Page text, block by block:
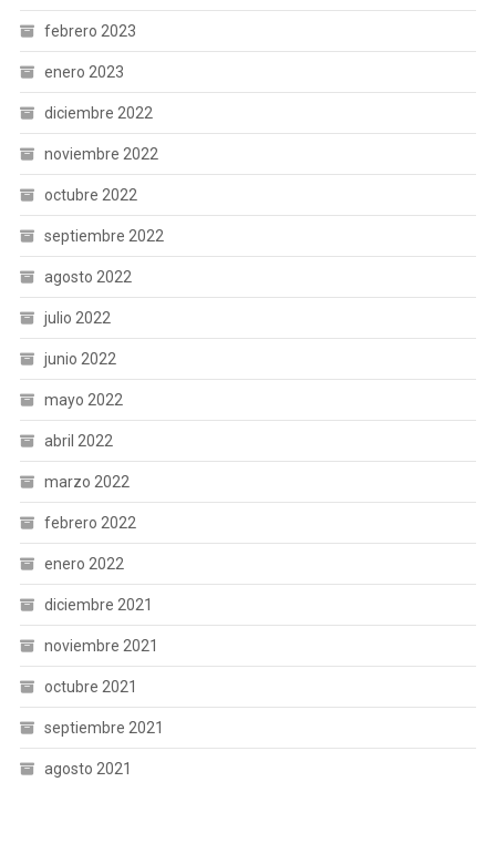
febrero 2023
enero 2023
diciembre 2022
noviembre 2022
octubre 2022
septiembre 2022
agosto 2022
julio 2022
junio 2022
mayo 2022
abril 2022
marzo 2022
febrero 2022
enero 2022
diciembre 2021
noviembre 2021
octubre 2021
septiembre 2021
agosto 2021